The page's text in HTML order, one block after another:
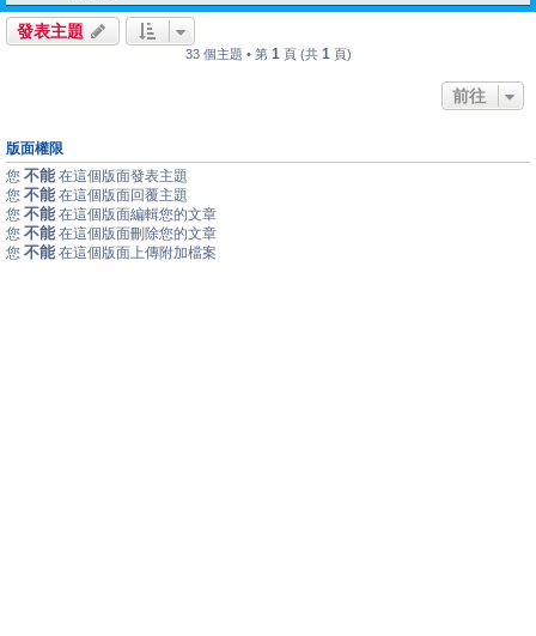
發表主題
33 個主題 • 第 1 頁 (共 1 頁)
前往
版面權限
您 不能 在這個版面發表主題
您 不能 在這個版面回覆主題
您 不能 在這個版面編輯您的文章
您 不能 在這個版面刪除您的文章
您 不能 在這個版面上傳附加檔案